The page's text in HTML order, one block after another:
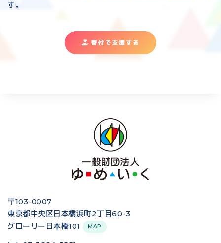
す。
寄付で支援する
〒103-0007
東京都中央区日本橋浜町2丁目60-3
グローリー日本橋101
MAP